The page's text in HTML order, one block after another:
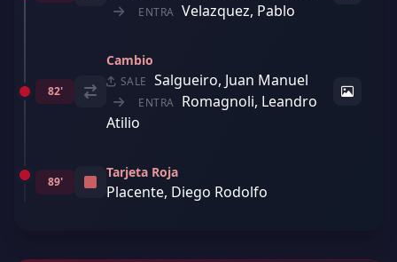
ENTRA Velazquez, Pablo
82'
Cambio
SALE Salgueiro, Juan Manuel
ENTRA Romagnoli, Leandro
Atilio
89'
Tarjeta Roja
Placente, Diego Rodolfo